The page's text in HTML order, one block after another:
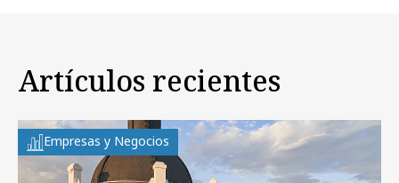
Artículos recientes
Empresas y Negocios